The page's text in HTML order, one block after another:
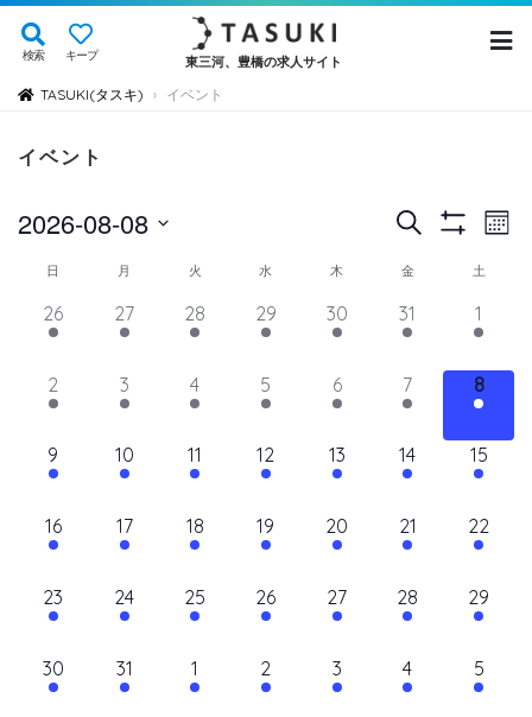
検索 キープ 東三河、豊橋の求人サイト
TASUKI(タスキ) › イベント
イベント
イ
ベ
ン
ト
を
検
索
て
ビ
ゲ
ー
検
Filters
イ
ュ
ナ
2026-08-08
イ
ベ
ト
の
カ
レ
ン
ダ
ー
日 月 火 水 木 金 土
14
イ
ン
26
11
イ
ン
27
11
イ
ン
28
11
イ
ン
29
11
イ
ン
30
11
イ
ン
31
12
イ
ベ
ン
1
11
イ
ン
2
11
イ
ン
3
11
イ
ン
4
11
イ
ン
5
11
イ
ン
6
11
イ
ン
7
11
イ
ベ
ン
8
12
イ
ン
9
10
イ
ン
10
10
イ
ン
11
10
イ
ン
12
10
イ
ン
13
10
イ
ン
14
10
イ
ン
15
10
イ
ン
16
9
イ
ン
17
9
イ
ン
18
9
イ
ン
19
9
イ
ン
20
9
イ
ン
21
10
イ
ン
22
10
イ
ン
23
10
イ
ン
24
9
イ
ン
25
9
イ
ン
26
10
イ
ン
27
9
イ
ン
28
10
イ
ン
29
10
イ
30
6
イ
31
6
イ
1
6
イ
2
6
イ
3
6
イ
4
6
イ
5